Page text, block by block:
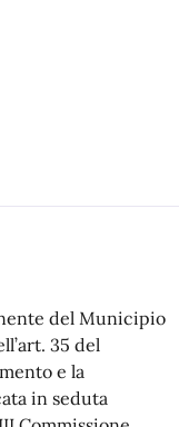
del Municipio
35 del
e la
in seduta